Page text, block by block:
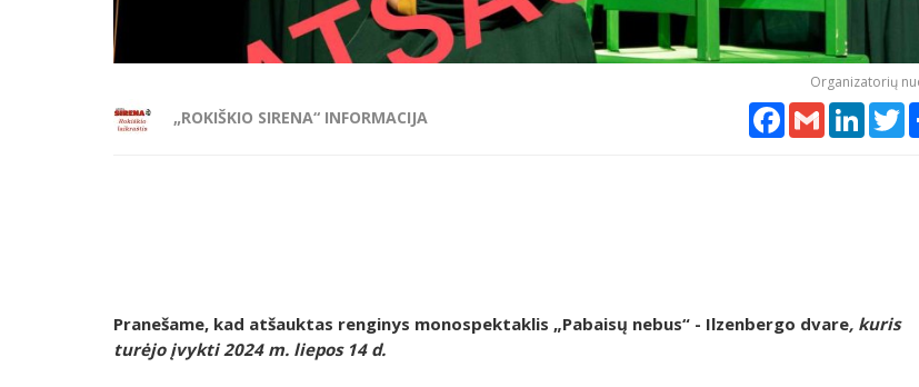
Organizatorių
„ROKIŠKIO SIRENA“ INFORMACIJA Facebook
GmailLinkedIn
Pranešame, kad atšauktas renginys monospektaklis „Pabaisų nebus“ - Ilzenbergo dvare, kuris
turėjo įvykti 2024 m. liepos 14 d.